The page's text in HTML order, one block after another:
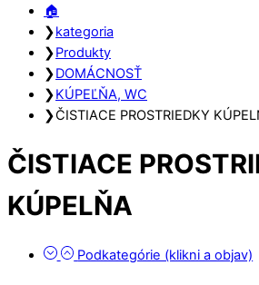
Close
Menu
Close
Cart
🏠︎
❯kategoria
❯Produkty
❯DOMÁCNOSŤ
❯KÚPEĽŇA, WC
❯ČISTIACE PROSTRIEDKY
ČISTIACE
KÚPELŇA
Podkategórie (klikni a objav)